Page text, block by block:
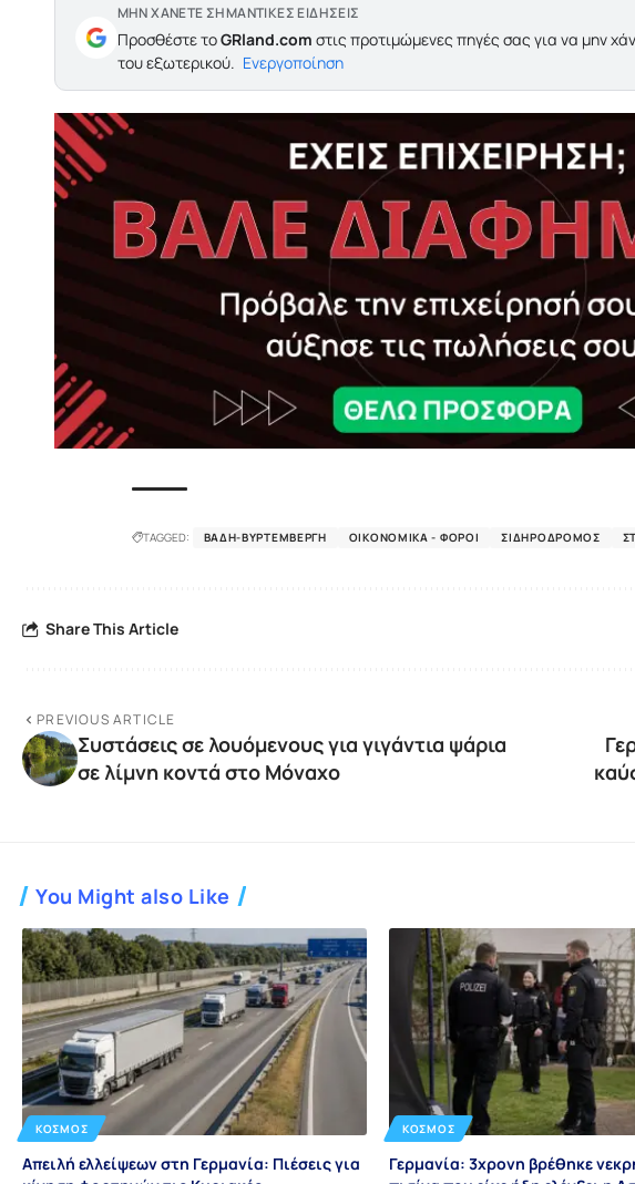
ΜΗΝ ΧΑΝΕΤΕ ΣΗΜΑΝΤΙΚΕΣ ΕΙΔΗΣΕΙΣ
Προσθέστε τοGRland.com στις προτιμώμενες πηγές σας για να μην
του εξωτερικού. Ενεργοποίηση
TAGGED: ΒΆΔΗ-ΒΥΡΤΕΜΒΈΡΓΗ ΟΙΚΟΝΟΜΙΚΆ - ΦΌΡΟΙ ΣΙΔΗΡΌΔΡΟΜΟΣ
Share This Article
PREVIOUS ARTICLE
Συστάσεις σε λουόμενους για γιγάντια ψάρια
σε λίμνη κοντά στο Μόναχο
You Might also Like
ΚΌΣΜΟΣ
Απειλή ελλείψεων στη Γερμανία: Πιέσεις για
ΚΌΣΜΟΣ
Γερμανία: 3χρονη βρέθηκε